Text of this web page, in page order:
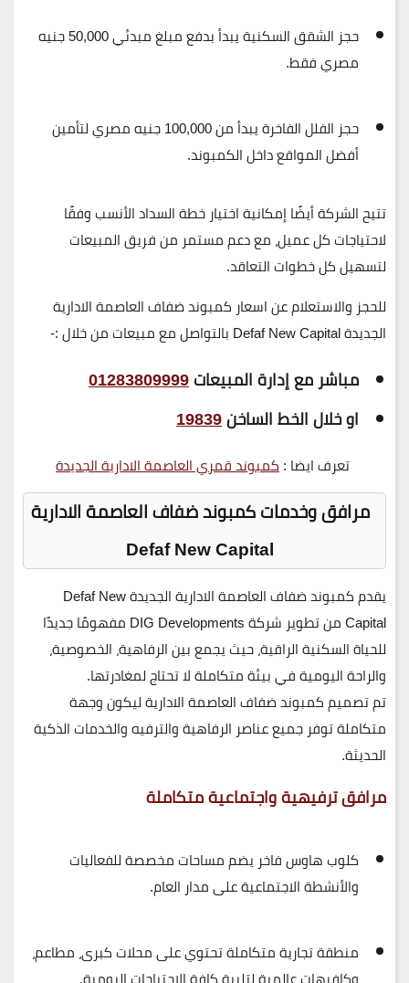
حجز الشقق السكنيةيبدأ بدفع مبلغ مبدئي
50,000 جنيه
مصريفقط.
حجز الفلل الفاخرةيبدأ من100,000 جنيه مصري
لتأمين
أفضل المواقع داخل الكمبوند.
تتيح الشركة أيضًا إمكانيةاختيار خطة السداد الأنسبوفقًا
لاحتياجات كل عميل، معدعم مستمر من فريق المبيعات
لتسهيل كل خطوات التعاقد.
للحجز والاستعلام عن اسعار كمبوند ضفاف العاصمة الادارية
الجديدة Defaf New Capital بالتواصل مع مبيعات من خلال :-
مباشر مع إدارة المبيعات01283809999
او خلال الخط الساخن19839
تعرف ايضا :كمبوند قمري العاصمة الادارية الجديدة
مرافق وخدمات كمبوند ضفاف العاصمة الادارية
Defaf New Capital
يقدمكمبوند ضفاف العاصمة الادارية الجديدةDefaf New
Capitalمن تطوير شركة DIG Developments
مفهومًا جديدًا
للحياة السكنية الراقية، حيث يجمع بينالرفاهية، الخصوصية،
والراحة اليوميةفي بيئة متكاملة لا تحتاج لمغادرتها.
تم تصميمكمبوند ضفاف العاصمة الاداريةليكون وجهة
متكاملة توفر جميع عناصر الرفاهية والترفيه والخدمات الذكية
الحديثة.
مرافق ترفيهية واجتماعية متكاملة
كلوب هاوس فاخر يضم مساحات مخصصة للفعاليات
والأنشطة الاجتماعية على مدار العام.
منطقة تجارية متكاملةتحتوي على محلات كبرى، مطاعم،